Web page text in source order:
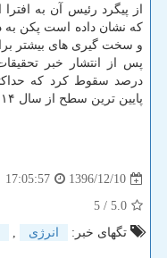
از پیگرد رئیس آن به
كه نشان داده است پكن
و سخت گیری های بیشتر
پس از انتشار خبر
درصد سقوط كرد كه
پایین ترین سطح از سال ۲۰۱۴ رسید.
1396/12/10
17:05:57
5.0
/ 5
تگهای خبر:
انرژی ,